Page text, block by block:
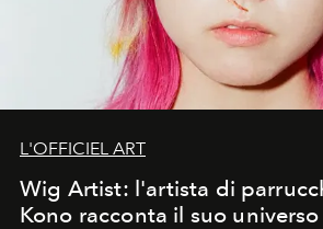
L'OFFICIEL ART
Wig Artist: l'artista di
Kono racconta il suo universo